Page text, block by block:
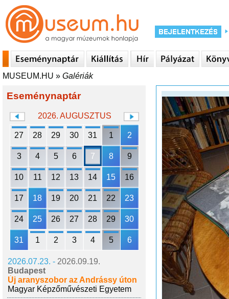
MUSEUM.HU » Galériák
Eseménynaptár
2026. AUGUSZTUS
27 28 29 30 31 1 2
3 4 5 6 7 8 9
10 11 12 13 14 15 16
17 18 19 20 21 22 23
24 25 26 27 28 29 30
31 1 2 3 4 5 6
2026.07.23. - 2026.09.19.
Budapest
Új aranyszobor az Andrássy úton
Magyar Képzőművészeti Egyetem